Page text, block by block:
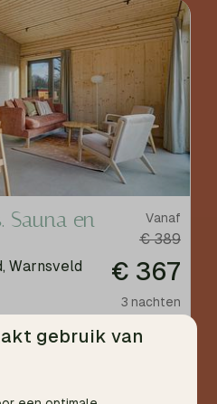
Vanaf
€ 389
€ 367
3 nachten
Sauna en
Warnsveld
gebruik van